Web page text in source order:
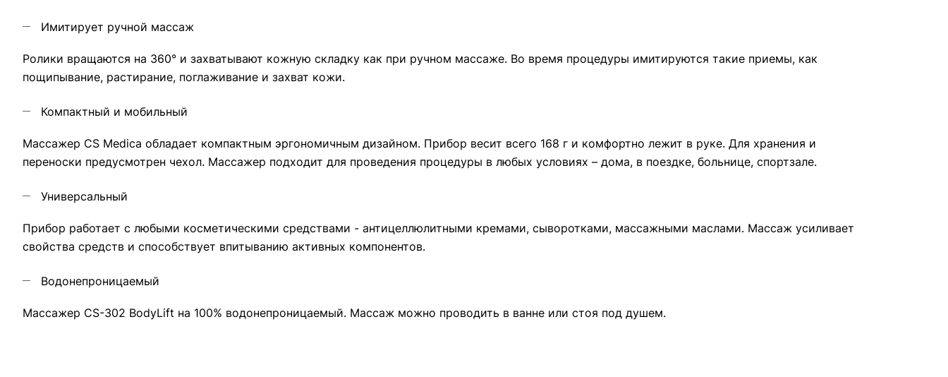
Имитирует ручной массаж
Ролики вращаются на 360° и захватывают кожную складку как при ручном массаже. Во время процедуры имитируются такие приемы, как
пощипывание, растирание, поглаживание и захват кожи.
Компактный и мобильный
Массажер CS Medica обладает компактным эргономичным дизайном. Прибор весит всего 168 г и комфортно лежит в руке. Для хранения и
переноски предусмотрен чехол. Массажер подходит для проведения процедуры в любых условиях – дома, в поездке, больнице, спортзале.
Универсальный
Прибор работает с любыми косметическими средствами - антицеллюлитными кремами, сыворотками, массажными маслами. Массаж усиливает
свойства средств и способствует впитыванию активных компонентов.
Водонепроницаемый
Массажер CS-302 BodyLift на 100% водонепроницаемый. Массаж можно проводить в ванне или стоя под душем.